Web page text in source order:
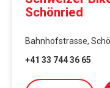
Schönried
Bahnhofstrasse,
+41 33 744 36 65